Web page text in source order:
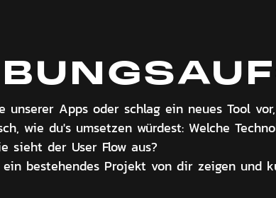
Apps oder schlag ein neues Tool
wie du's umsetzen würdest: Welche
sieht der User Flow aus?
bestehendes Projekt von dir zeigen und